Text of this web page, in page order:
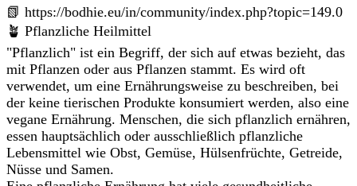
📗 https://bodhie.eu/in/community/index.php?topic=149.0
🪴 Pflanzliche Heilmittel
"Pflanzlich" ist ein Begriff, der sich auf etwas bezieht, das
mit Pflanzen oder aus Pflanzen stammt. Es wird oft
verwendet, um eine Ernährungsweise zu beschreiben, bei
der keine tierischen Produkte konsumiert werden, also eine
vegane Ernährung. Menschen, die sich pflanzlich ernähren,
essen hauptsächlich oder ausschließlich pflanzliche
Lebensmittel wie Obst, Gemüse, Hülsenfrüchte, Getreide,
Nüsse und Samen.